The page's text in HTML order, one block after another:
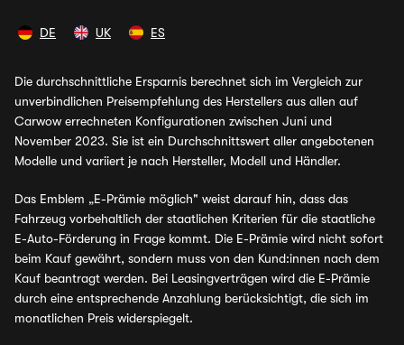
DE UK ES
Die durchschnittliche Ersparnis berechnet sich im Vergleich zur
unverbindlichen Preisempfehlung des Herstellers aus allen auf
Carwow errechneten Konfigurationen zwischen Juni und
November 2023. Sie ist ein Durchschnittswert aller angebotenen
Modelle und variiert je nach Hersteller, Modell und Händler.
Das Emblem „E-Prämie möglich" weist darauf hin, dass das
Fahrzeug vorbehaltlich der staatlichen Kriterien für die staatliche
E-Auto-Förderung in Frage kommt. Die E-Prämie wird nicht sofort
beim Kauf gewährt, sondern muss von den Kund:innen nach dem
Kauf beantragt werden. Bei Leasingverträgen wird die E-Prämie
durch eine entsprechende Anzahlung berücksichtigt, die sich im
monatlichen Preis widerspiegelt.